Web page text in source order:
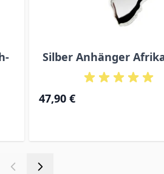
Silber Anhänger
47,90 €